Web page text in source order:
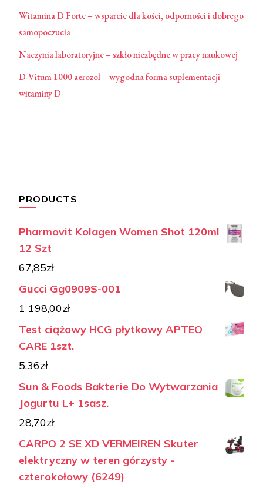
Witamina D Forte – wsparcie dla kości, odporności i dobrego
samopoczucia
Naczynia laboratoryjne – szkło niezbędne w pracy naukowej
D-Vitum 1000 aerozol – wygodna forma suplementacji
witaminy D
PRODUCTS
Pharmovit Kolagen Women Shot 120ml
12 Szt
67,85zł
Gucci Gg0909S-001
1 198,00zł
Test ciążowy HCG płytkowy APTEO
CARE 1szt.
5,36zł
Sun & Foods Bakterie Do Wytwarzania
Jogurtu L+ 1sasz.
28,70zł
CARPO 2 SE XD VERMEIREN Skuter
elektryczny w teren górzysty -
czterokołowy (6249)